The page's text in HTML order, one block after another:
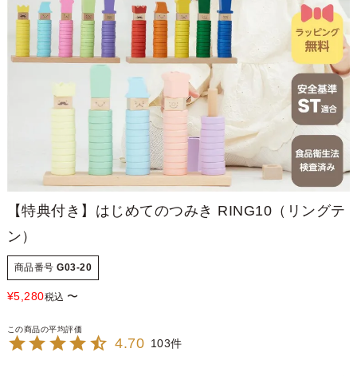
【特典付き】はじめてのつみき RING10（リングテ
ン）
商品番号 G03-20
¥5,280税込 〜
4.70 103